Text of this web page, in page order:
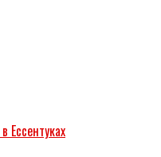
Ессентуках